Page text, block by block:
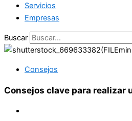
Servicios
Empresas
Buscar
Consejos
Consejos clave para realizar